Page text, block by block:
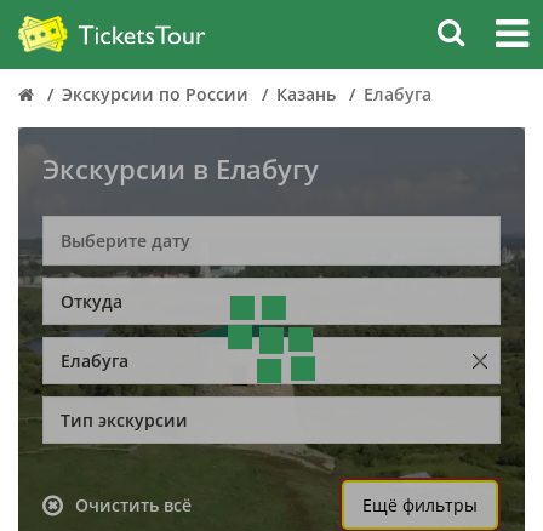
Экскурсии по России Казань Елабуга
Экскурсии в Елабугу
Откуда
Елабуга
Тип экскурсии
Очистить всё Ещё фильтры